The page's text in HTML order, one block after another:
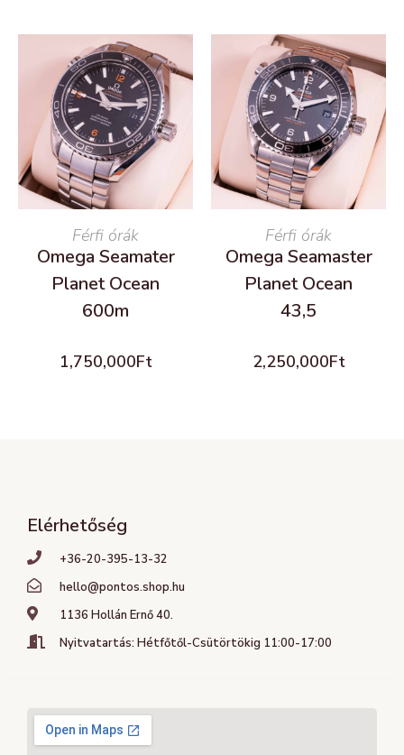
READ MORE
Férfi órák
Omega Seamater
Planet Ocean
600m
1,750,000Ft
READ MORE
Férfi órák
Omega Seamaster
Planet Ocean
43,5
2,250,000Ft
Elérhetőség
+36-20-395-13-32
hello@pontos.shop.hu
1136 Hollán Ernő 40.
Nyitvatartás: Hétfőtől-Csütörtökig 11:00-17:00